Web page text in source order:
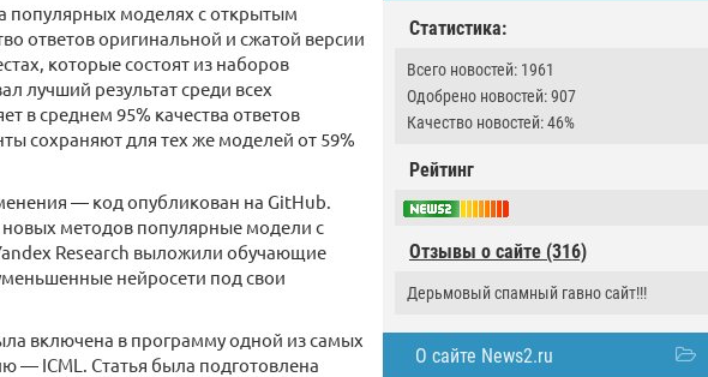
Статистика:
Всего новостей: 1961
Одобрено новостей: 907
Качество новостей: 46%
Рейтинг
Отзывы о сайте (316)
Дерьмовый спамный гавно сайт!!!
О сайте News2.ru
популярных моделях с открытым
ответов оригинальной и сжатой версии
которые состоят из наборов
лучший результат среди всех
в среднем 95% качества ответов
сохраняют для тех же моделей от 59%
— код опубликован на GitHub.
методов популярные модели с
Research выложили обучающие
нейросети под свои
включена в программу одной из самых
ICML. Статья была подготовлена